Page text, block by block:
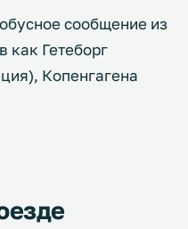
сообщение из
как Гетеборг
Копенгагена